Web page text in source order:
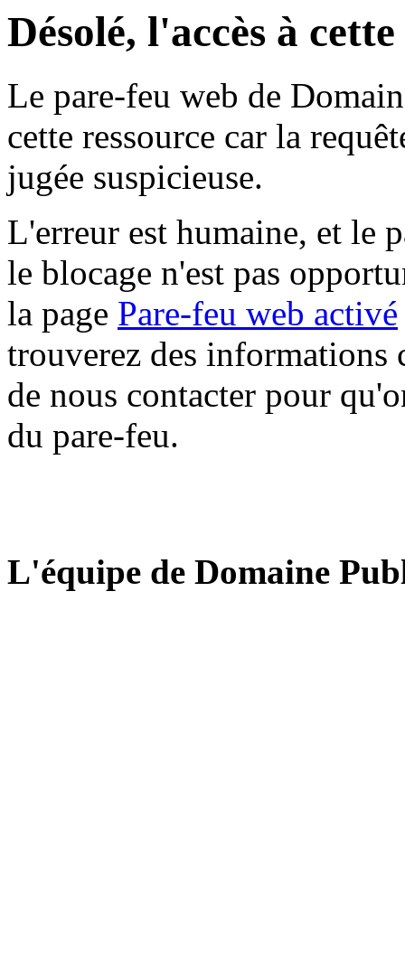
Désolé, l'accès à
Le pare-feu web de
cette ressource car la
jugée suspicieuse.
L'erreur est humaine, et le
le blocage n'est pas
la page Pare-feu web activé
trouverez des informations
de nous contacter pour
du pare-feu.
L'équipe de Domaine